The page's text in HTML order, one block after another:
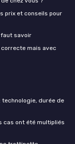
prix et conseils pour
faut savoir
correcte mais avec
durée de
cas ont été multipliés